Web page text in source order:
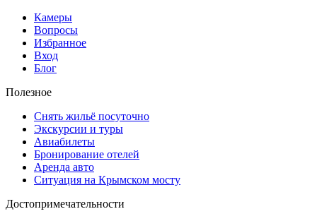
Камеры
Вопросы
Избранное
Вход
Блог
Полезное
Снять жильё посуточно
Экскурсии и туры
Авиабилеты
Бронирование отелей
Аренда авто
Ситуация на Крымском мосту
Достопримечательности